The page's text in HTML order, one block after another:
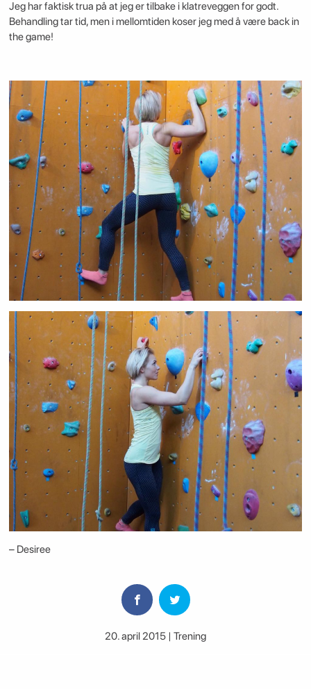
Jeg har faktisk trua på at jeg er tilbake i klatreveggen for godt.
Behandling tar tid, men i mellomtiden koser jeg med å være back in
the game!
– Desiree
20. april 2015 | Trening